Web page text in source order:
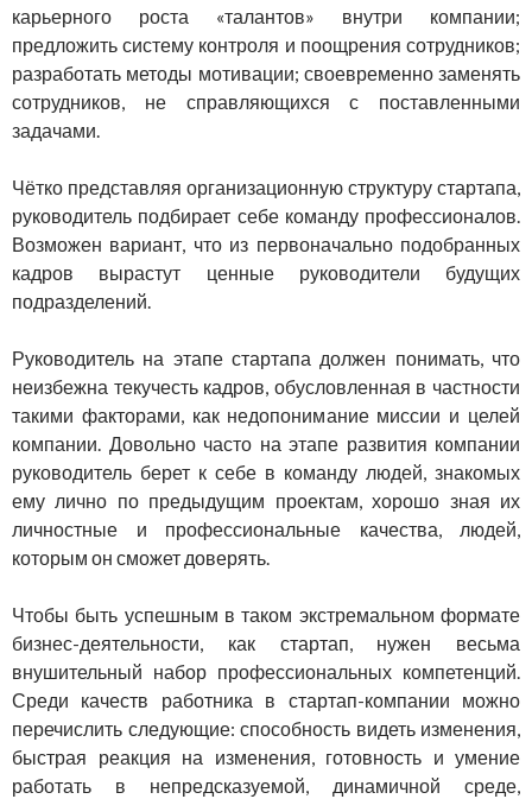
карьерного роста «талантов» внутри компании;
предложить систему контроля и поощрения сотрудников;
разработать методы мотивации; своевременно заменять
сотрудников, не справляющихся с поставленными
задачами.
Чётко представляя организационную структуру стартапа,
руководитель подбирает себе команду профессионалов.
Возможен вариант, что из первоначально подобранных
кадров вырастут ценные руководители будущих
подразделений.
Руководитель на этапе стартапа должен понимать, что
неизбежна текучесть кадров, обусловленная в частности
такими факторами, как недопонимание миссии и целей
компании. Довольно часто на этапе развития компании
руководитель берет к себе в команду людей, знакомых
ему лично по предыдущим проектам, хорошо зная их
личностные и профессиональные качества, людей,
которым он сможет доверять.
Чтобы быть успешным в таком экстремальном формате
бизнес-деятельности, как стартап, нужен весьма
внушительный набор профессиональных компетенций.
Среди качеств работника в стартап-компании можно
перечислить следующие: способность видеть изменения,
быстрая реакция на изменения, готовность и умение
работать в непредсказуемой, динамичной среде,